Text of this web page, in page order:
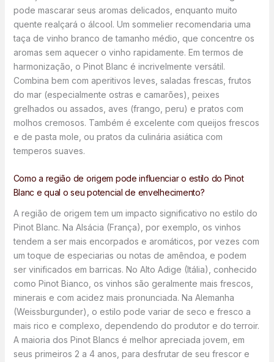
pode mascarar seus aromas delicados, enquanto muito
quente realçará o álcool. Um sommelier recomendaria uma
taça de vinho branco de tamanho médio, que concentre os
aromas sem aquecer o vinho rapidamente. Em termos de
harmonização, o Pinot Blanc é incrivelmente versátil.
Combina bem com aperitivos leves, saladas frescas, frutos
do mar (especialmente ostras e camarões), peixes
grelhados ou assados, aves (frango, peru) e pratos com
molhos cremosos. Também é excelente com queijos frescos
e de pasta mole, ou pratos da culinária asiática com
temperos suaves.
Como a região de origem pode influenciar o estilo do Pinot
Blanc e qual o seu potencial de envelhecimento?
A região de origem tem um impacto significativo no estilo do
Pinot Blanc. Na Alsácia (França), por exemplo, os vinhos
tendem a ser mais encorpados e aromáticos, por vezes com
um toque de especiarias ou notas de amêndoa, e podem
ser vinificados em barricas. No Alto Adige (Itália), conhecido
como Pinot Bianco, os vinhos são geralmente mais frescos,
minerais e com acidez mais pronunciada. Na Alemanha
(Weissburgunder), o estilo pode variar de seco e fresco a
mais rico e complexo, dependendo do produtor e do terroir.
A maioria dos Pinot Blancs é melhor apreciada jovem, em
seus primeiros 2 a 4 anos, para desfrutar de seu frescor e